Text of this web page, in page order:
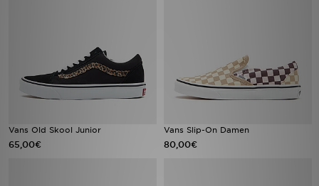
Vans Old Skool Junior
65,00€
Vans Slip-On Damen
80,00€